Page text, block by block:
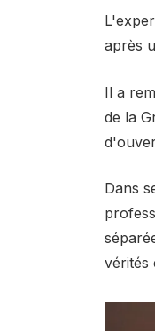
après
Il a
de la
Dans
vérités